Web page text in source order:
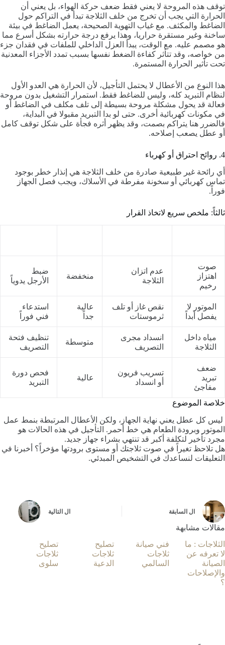
توقف هذه المروحة لا يعني فقط ضعف حركة الهواء، بل يعني أن
الحرارة التي يجب أن تخرج من خلف الثلاجة تبدأ في التراكم حول
الضاغط والمكثف. مع غياب التهوية الصحيحة، يعمل الضاغط في بيئة
ساخنة وغير مستقرة حراريا، وهذا يرفع درجة حرارته بشكل أسرع مما
هو مصمم عليه. مع الوقت، يبدأ العزل الداخلي للملفات في فقدان جزء
من خواصه، وقد تتأثر كفاءة الضغط نفسها بسبب تمدد الأجزاء المعدنية
تحت تأثير الحرارة المستمرة.
هذا النوع من الأعطال لا يحتمل التأجيل، لأن الحرارة هي العدو الأول
لنظام التبريد كله، وليس للضاغط فقط. استمرار التشغيل بدون مروحة
فعالة قد يحول مشكلة مروحة بسيطة إلى تلف مكلف في الضاغط أو
في مكونات كهربائية أخرى. حتى لو بدا التبريد مقبولا في البداية،
فالضرر هنا يتراكم بصمت، وقد يظهر أثره فجأة على شكل توقف كامل
أو عطل يصعب إصلاحه.
4. روائح احتراق أو كهرباء
أي رائحة غير طبيعية صادرة من خلف الثلاجة هي إنذار خطر بوجود
تماس كهربائي أو سخونة مفرطة في الأسلاك، ويجب فصل الجهاز
فوراً.
ثالثاً: ملخص سريع لاتخاذ القرار
صوت
اهتزاز
رخيم
عدم اتزان
الثلاجة
منخفضة
ضبط
الأرجل يدوياً
الموتور لا
يفصل أبداً
نقص غاز أو تلف
ثرموستات
عالية
جداً
استدعاء
فني فوراً
مياه داخل
الثلاجة
انسداد مجرى
التصريف
متوسطة
تنظيف فتحة
التصريف
ضعف
تبريد
مفاجئ
تسريب فريون
أو انسداد
عالية
فحص دورة
التبريد
خلاصة الموضوع
ليس كل عطل يعني نهاية الجهاز، ولكن الأعطال المرتبطة بنمط عمل
الموتور وبرودة الطعام هي خط أحمر. التأجيل في هذه الحالات هو
مجرد تأخير لتكلفة أكبر قد تنتهي بشراء جهاز جديد.
هل تلاحظ تغيراً في صوت ثلاجتك أو مستوى برودتها مؤخراً؟ أخبرنا في
التعليقات لنساعدك في التشخيص المبدئي.
ال السابقة ال التالية
مقالات مشابهة
الثلاجات : ما
لا تعرفه عن
الصيانة
والإصلاحات
؟
فني صيانة
ثلاجات
السالمي
تصليح
ثلاجات
الدعية
تصليح
ثلاجات
سلوى